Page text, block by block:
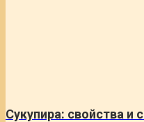
Сукупира: свойства и